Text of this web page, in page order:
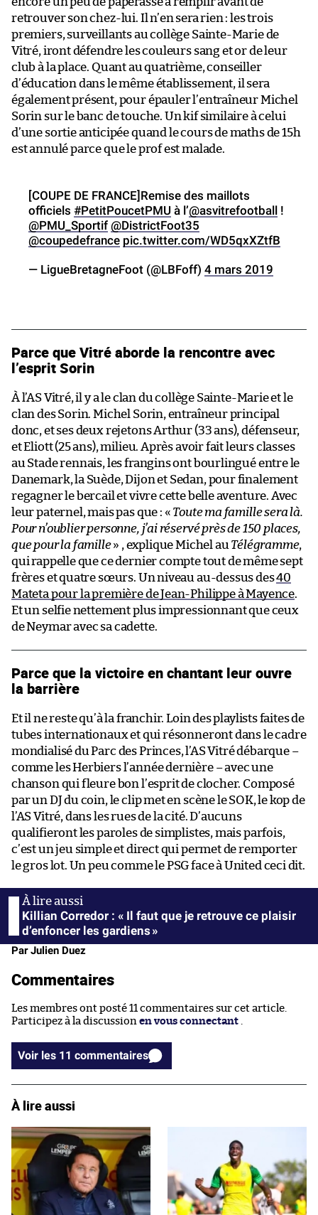
retrouver son chez-lui. Il n’en sera rien : les trois
premiers, surveillants au collège Sainte-Marie de
Vitré, iront défendre les couleurs sang et or de leur
club à la place. Quant au quatrième, conseiller
d’éducation dans le même établissement, il sera
également présent, pour épauler l’entraîneur Michel
Sorin sur le banc de touche. Un kif similaire à celui
d’une sortie anticipée quand le cours de maths de 15h
est annulé parce que le prof est malade.
[COUPE DE FRANCE]Remise des maillots
officiels #PetitPoucetPMU à l’@asvitrefootball !
@PMU_Sportif @DistrictFoot35
@coupedefrance pic.twitter.com/WD5qxXZtfB
— LigueBretagneFoot (@LBFoff) 4 mars 2019
Parce que Vitré aborde la rencontre avec
l’esprit Sorin
À l’AS Vitré, il y a le clan du collège Sainte-Marie et le
clan des Sorin. Michel Sorin, entraîneur principal
donc, et ses deux rejetons Arthur (33 ans), défenseur,
et Eliott (25 ans), milieu. Après avoir fait leurs classes
au Stade rennais, les frangins ont bourlingué entre le
Danemark, la Suède, Dijon et Sedan, pour finalement
regagner le bercail et vivre cette belle aventure. Avec
leur paternel, mais pas que : « Toute ma famille sera là.
Pour n’oublier personne, j’ai réservé près de 150 places,
que pour la famille» , explique Michel au Télégramme,
qui rappelle que ce dernier compte tout de même sept
frères et quatre sœurs. Un niveau au-dessus des40
Mateta pour la première de Jean-Philippe à Mayence.
Et un selfie nettement plus impressionnant que ceux
de Neymar avec sa cadette.
Parce que la victoire en chantant leur ouvre
la barrière
Et il ne reste qu’à la franchir. Loin des playlists faites de
tubes internationaux et qui résonneront dans le cadre
mondialisé du Parc des Princes, l’AS Vitré débarque –
comme les Herbiers l’année dernière – avec une
chanson qui fleure bon l’esprit de clocher. Composé
par un DJ du coin, le clip met en scène le SOK, le kop de
l’AS Vitré, dans les rues de la cité. D’aucuns
qualifieront les paroles de simplistes, mais parfois,
c’est un jeu simple et direct qui permet de remporter
le gros lot. Un peu comme le PSG face à United ceci dit.
Killian Corredor : « Il faut que je retrouve ce plaisir
d’enfoncer les gardiens »
Par Julien Duez
Commentaires
Les membres ont posté 11 commentaires sur cet article.
Participez à la discussion en vous connectant
Voir les 11 commentaires
À lire aussi